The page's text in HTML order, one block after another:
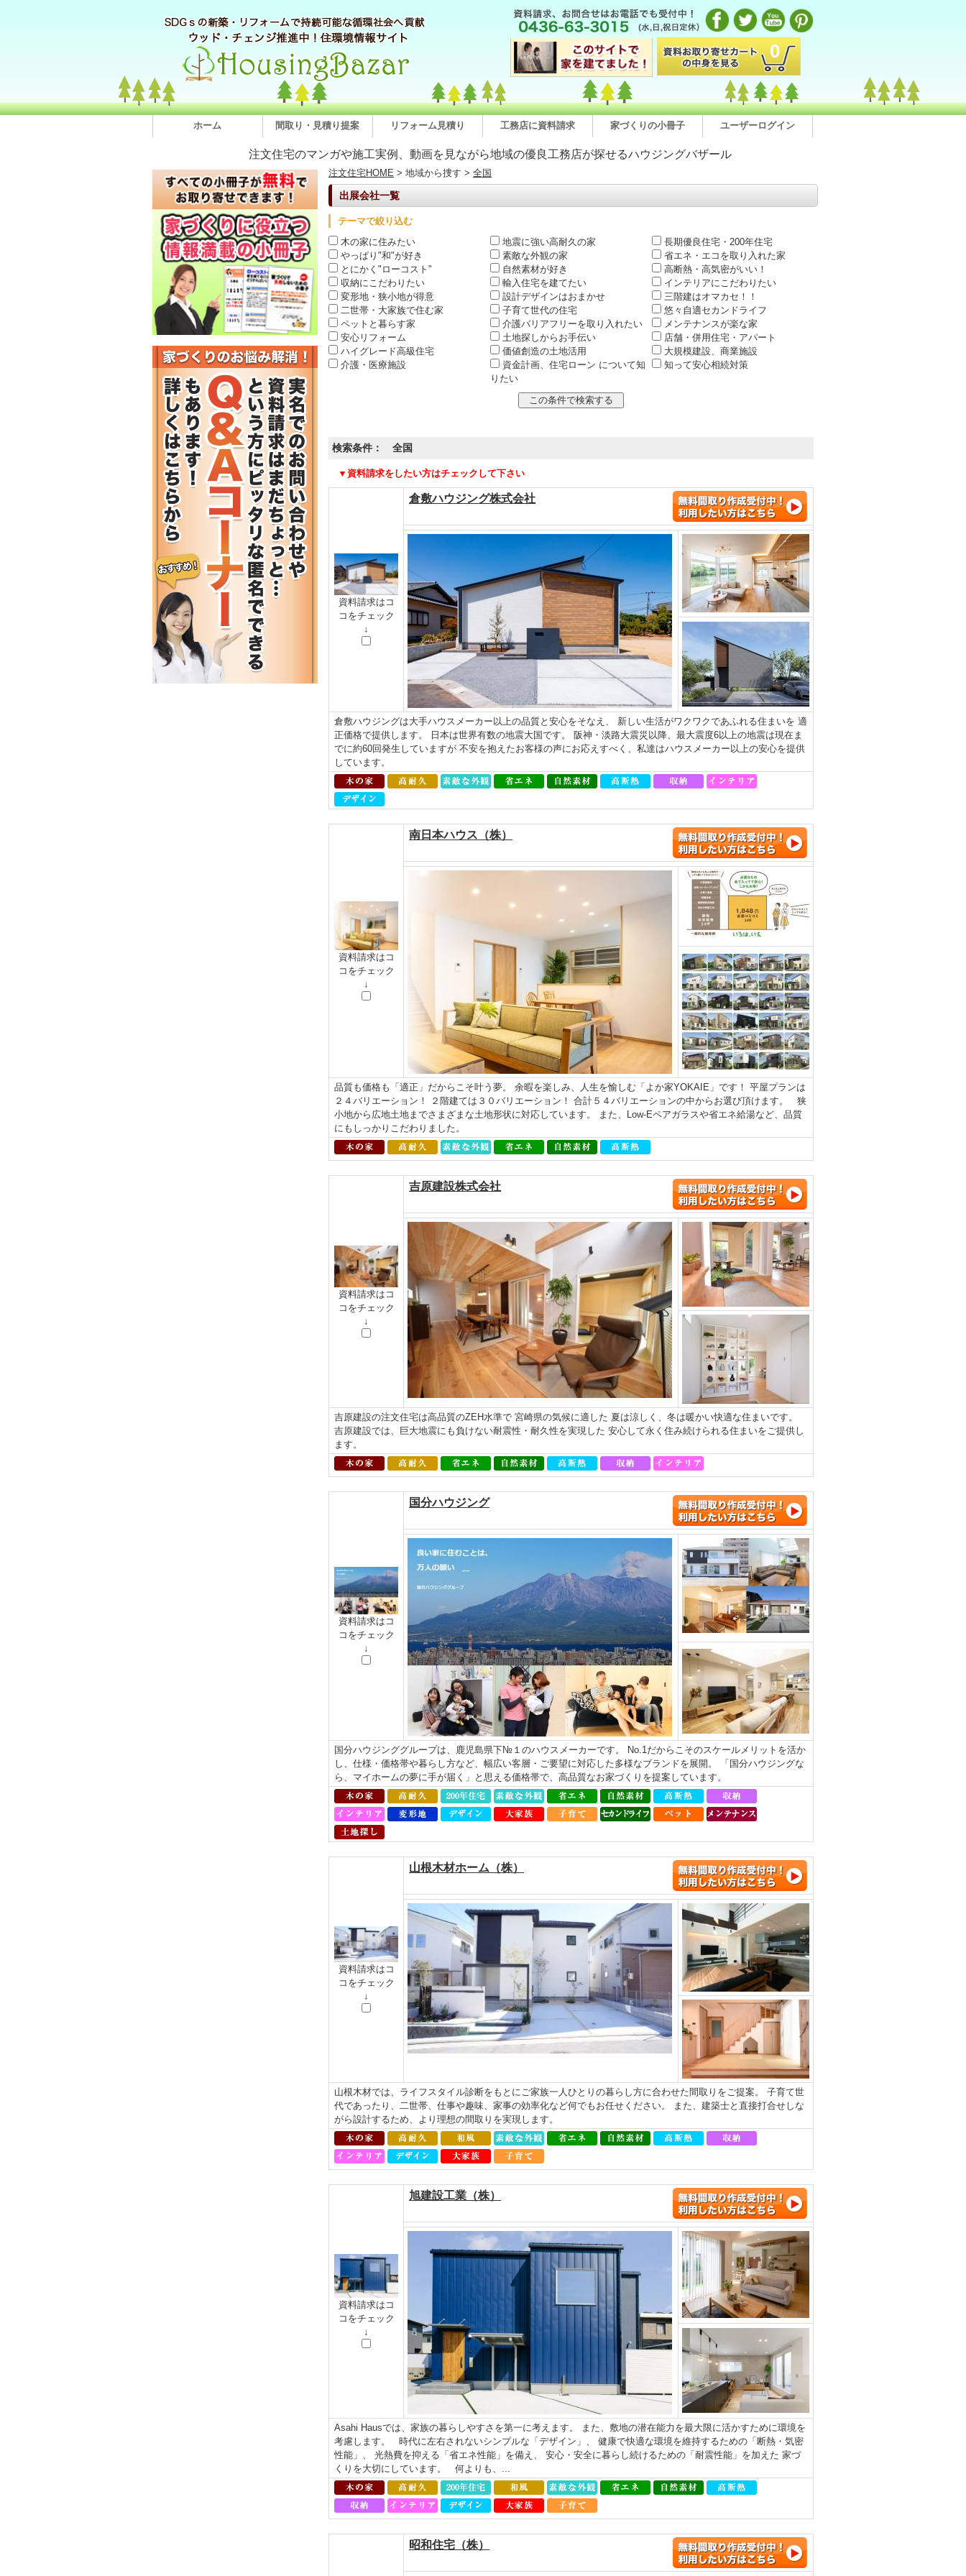
0
ホーム 間取り・見積り提案 リフォーム見積り 工務店に資料請求 家づくりの小冊子 ユーザーログイン
注文住宅のマンガや施工実例、動画を見ながら地域の優良工務店が探せるハウジングバザール
注文住宅HOME > 地域から捜す > 全国
出展会社一覧
テーマで絞り込む
木の家に住みたい
地震に強い高耐久の家
長期優良住宅・200年住宅
やっぱり"和"が好き
素敵な外観の家
省エネ・エコを取り入れた家
とにかく"ローコスト"
自然素材が好き
高断熱・高気密がいい！
収納にこだわりたい
輸入住宅を建てたい
インテリアにこだわりたい
変形地・狭小地が得意
設計デザインはおまかせ
三階建はオマカセ！！
二世帯・大家族で住む家
子育て世代の住宅
悠々自適セカンドライフ
ペットと暮らす家
介護バリアフリーを取り入れたい
メンテナンスが楽な家
安心リフォーム
土地探しからお手伝い
店舗・併用住宅・アパート
ハイグレード高級住宅
価値創造の土地活用
大規模建設、商業施設
介護・医療施設
資金計画、住宅ローン について知
りたい
知って安心相続対策
検索条件： 全国
▼資料請求をしたい方はチェックして下さい
資料請求はコ
コをチェック
↓
倉敷ハウジング株式会社
倉敷ハウジングは大手ハウスメーカー以上の品質と安心をそなえ、 新しい生活がワクワクであふれる住まいを 適
正価格で提供します。 日本は世界有数の地震大国です。 阪神・淡路大震災以降、最大震度6以上の地震は現在ま
でに約60回発生していますが 不安を抱えたお客様の声にお応えすべく、私達はハウスメーカー以上の安心を提供
しています。
資料請求はコ
コをチェック
↓
南日本ハウス（株）
品質も価格も「適正」だからこそ叶う夢。 余暇を楽しみ、人生を愉しむ「よか家YOKAIE」です！ 平屋プランは
２４バリエーション！ ２階建ては３０バリエーション！ 合計５４バリエーションの中からお選び頂けます。 狭
小地から広地土地までさまざまな土地形状に対応しています。 また、Low-Eペアガラスや省エネ給湯など、品質
にもしっかりこだわりました。
資料請求はコ
コをチェック
↓
吉原建設株式会社
吉原建設の注文住宅は高品質のZEH水準で 宮崎県の気候に適した 夏は涼しく、冬は暖かい快適な住まいです。
吉原建設では、巨大地震にも負けない耐震性・耐久性を実現した 安心して永く住み続けられる住まいをご提供し
ます。
資料請求はコ
コをチェック
↓
国分ハウジング
国分ハウジンググループは、鹿児島県下№１のハウスメーカーです。 No.1だからこそのスケールメリットを活か
し、仕様・価格帯や暮らし方など、幅広い客層・ご要望に対応した多様なブランドを展開。 「国分ハウジングな
ら、マイホームの夢に手が届く」と思える価格帯で、高品質なお家づくりを提案しています。
資料請求はコ
コをチェック
↓
山根木材ホーム（株）
山根木材では、ライフスタイル診断をもとにご家族一人ひとりの暮らし方に合わせた間取りをご提案。 子育て世
代であったり、二世帯、仕事や趣味、家事の効率化など何でもお任せください。 また、建築士と直接打合せしな
がら設計するため、より理想の間取りを実現します。
資料請求はコ
コをチェック
↓
旭建設工業（株）
Asahi Hausでは、家族の暮らしやすさを第一に考えます。 また、敷地の潜在能力を最大限に活かすために環境を
考慮します。 時代に左右されないシンプルな「デザイン」、 健康で快適な環境を維持するための「断熱・気密
性能」、 光熱費を抑える「省エネ性能」を備え、 安心・安全に暮らし続けるための「耐震性能」を加えた 家づ
くりを大切にしています。 何よりも、...
昭和住宅（株）